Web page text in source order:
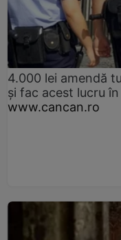
4.000 lei amendă
și fac acest lucru
www.cancan.ro